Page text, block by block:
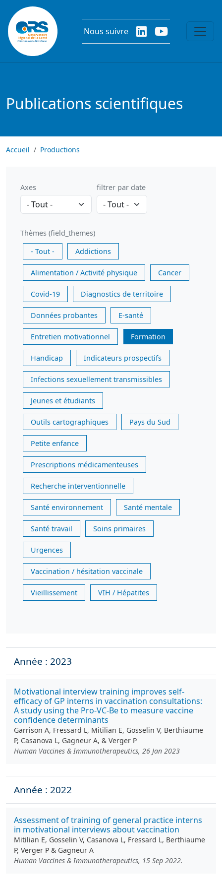
Aller au contenu principal
Nous suivre
Publications scientifiques
Accueil Productions
Axes filtrer par date
Thèmes (field_themes)
- Tout -
Addictions
Alimentation / Activité physique Cancer
Covid-19 Diagnostics de territoire
Données probantes E-santé
Entretien motivationnel Formation
Handicap Indicateurs prospectifs
Infections sexuellement transmissibles
Jeunes et étudiants
Outils cartographiques Pays du Sud
Petite enfance
Prescriptions médicamenteuses
Recherche interventionnelle
Santé environnement Santé mentale
Santé travail Soins primaires
Urgences
Vaccination / hésitation vaccinale
Vieillissement VIH / Hépatites
Année : 2023
Motivational interview training improves self-
efficacy of GP interns in vaccination consultations:
A study using the Pro-VC-Be to measure vaccine
confidence determinants
Garrison A, Fressard L, Mitilian E, Gosselin V, Berthiaume
P, Casanova L, Gagneur A, & Verger P
Human Vaccines & Immunotherapeutics, 26 Jan 2023
Année : 2022
Assessment of training of general practice interns
in motivational interviews about vaccination
Mitilian E, Gosselin V, Casanova L, Fressard L, Berthiaume
P, Verger P & Gagneur A
Human Vaccines & Immunotherapeutics, 15 Sep 2022.